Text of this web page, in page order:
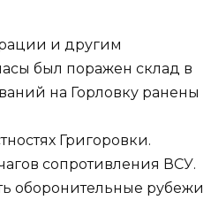
и другим
был поражен склад в
на Горловку ранены
Григоровки.
сопротивления ВСУ.
оборонительные рубежи